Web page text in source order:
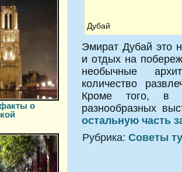
о
Дубай
Эмират Дубай это
и отдых на
необычные
количество
Кроме того, в
разнообразных
остальную часть
Рубрика: Советы